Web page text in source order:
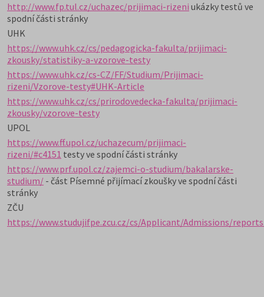
http://www.fp.tul.cz/uchazec/prijimaci-rizeni ukázky testů ve
spodní části stránky
UHK
https://www.uhk.cz/cs/pedagogicka-fakulta/prijimaci-
zkousky/statistiky-a-vzorove-testy
https://www.uhk.cz/cs-CZ/FF/Studium/Prijimaci-
rizeni/Vzorove-testy#UHK-Article
https://www.uhk.cz/cs/prirodovedecka-fakulta/prijimaci-
zkousky/vzorove-testy
UPOL
https://www.ff.upol.cz/uchazecum/prijimaci-
rizeni/#c4151 testy ve spodní části stránky
https://www.prf.upol.cz/zajemci-o-studium/bakalarske-
studium/ - část Písemné přijímací zkoušky ve spodní části
stránky
ZČU
https://www.studujifpe.zcu.cz/cs/Applicant/Admissions/